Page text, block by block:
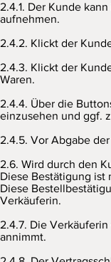
2.4.1. Der Kunde
aufnehmen.
2.4.2. Klickt der
2.4.3. Klickt der
Waren.
2.4.4. Über die
einzusehen und ggf.
2.4.5. Vor Abgabe
2.6. Wird durch den
Diese Bestätigung ist
Diese
Verkäuferin.
2.4.7. Die
annimmt.